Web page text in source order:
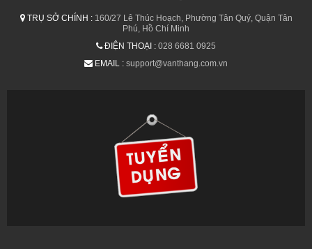
TRỤ SỞ CHÍNH :160/27 Lê Thúc Hoạch, Phường Tân Quý, Quận Tân
Phú, Hồ Chí Minh
ĐIỆN THOẠI : 028 6681 0925
EMAIL : support@vanthang.com.vn